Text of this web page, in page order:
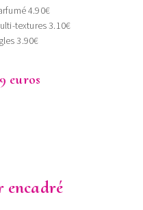
4.90€
textures 3.10€
3.90€
euros
encadré